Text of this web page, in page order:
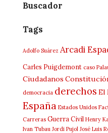
Buscador
Tags
Adolfo Suárez Arcadi
Carles Puigdemont caso
Ciudadanos
democracia derechos El
España Estados Unidos
Carreras Guerra Civil Henry
Ivan Tubau Jordi Pujol José Luis